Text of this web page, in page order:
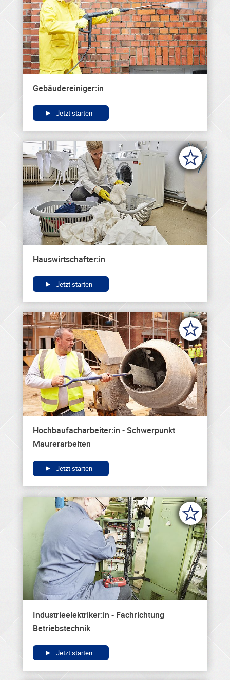
Gebäudereiniger:in
Jetzt starten
Hauswirtschafter:in
Jetzt starten
Hochbaufacharbeiter:in - Schwerpunkt
Maurerarbeiten
Jetzt starten
Industrieelektriker:in - Fachrichtung
Betriebstechnik
Jetzt starten